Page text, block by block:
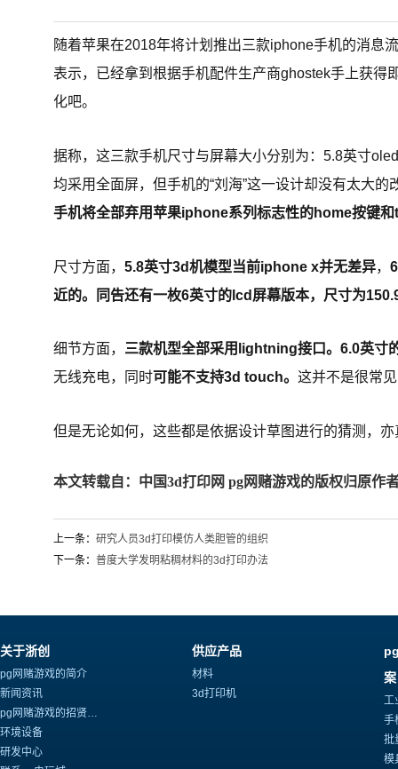
随着苹果在2018年将计划推出三款iphone手机的消息
表示，已经拿到根据手机配件生产商ghostek手上获
化吧。
据称，这三款手机尺寸与屏幕大小分别为：5.8英寸
均采用全面屏，但手机的“刘海”这一设计却没有太大的
手机将全部弃用苹果iphone系列标志性的home按键
尺寸方面， 5.8英寸3d机模型当前iphone x并无差异，
近的。同告还有一枚6英寸的lcd屏幕版本，尺寸为
细节方面， 三款机型全部采用lightning接口。6.0英寸
无线充电，同时可能不支持3d touch。 这并不是很常
但是无论如何，这些都是依据设计草图进行的猜测，
本文转载自： 中国3d打印网 pg网赌游戏的版权归原作
上一条： 研究人员3d打印模仿人类胆管的组织
下一条： 普度大学发明粘稠材料的3d打印办法
关于浙创
pg网赌游戏的简介
新闻资讯
pg网赌游戏的招贤纳士
环境设备
研发中心
供应产品
材料
3d打印机
案
工
手
批
模